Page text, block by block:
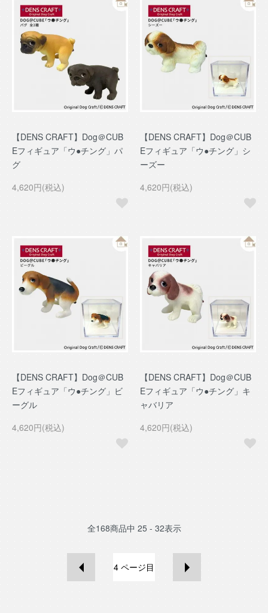
【DENS CRAFT】Dog＠CUB
Eフィギュア「ウ●チング」パ
グ
4,620円(税込)
【DENS CRAFT】Dog＠CUB
Eフィギュア「ウ●チング」シ
ーズー
4,620円(税込)
【DENS CRAFT】Dog＠CUB
Eフィギュア「ウ●チング」ビ
ーグル
4,620円(税込)
【DENS CRAFT】Dog＠CUB
Eフィギュア「ウ●チング」キ
ャバリア
4,620円(税込)
全168商品中 25 - 32表示
4 ページ目